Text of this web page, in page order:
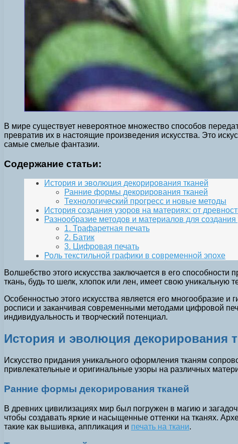
В мире существует невероятное множество способов
превратив их в настоящие произведения искусства. Это
самые смелые фантазии.
Содержание статьи:
История и эволюция декорирования тканей
Ранние формы декорирования тканей
Технологический прогресс и новые методы
История создания узоров на материях: от
Разнообразие методов и материалов для
1. Трафаретная печать
2. Батик
3. Цифровая печать
Роль текстильной графики в современной эпохе
Волшебство этого искусства заключается в его
ткань, будь то шелк, хлопок или лен, имеет свою уникальную
Особенностью этого искусства является его многообразие
росписи и заканчивая современными методами цифровой
индивидуальность и творческий потенциал.
История и эволюция декорирования
Искусство придания уникального оформления тканям
привлекательные и оригинальные узоры на различных
Ранние формы декорирования тканей
В древних цивилизациях мир был погружен в магию и
чтобы создавать яркие и насыщенные оттенки на тканях.
такие как вышивка, аппликация и печать на ткани.